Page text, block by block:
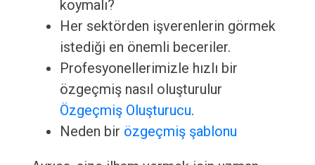
koymalı?
Her sektörden işverenlerin görmek
istediği en önemli beceriler.
Profesyonellerimizle hızlı bir
özgeçmiş nasıl oluşturulur
Özgeçmiş Oluşturucu.
Neden bir özgeçmiş şablonu